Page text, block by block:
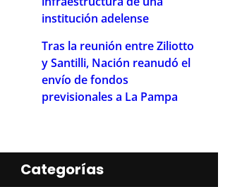
institución adelense
Tras la reunión entre Ziliotto
y Santilli, Nación reanudó el
envío de fondos
previsionales a La Pampa
Categorías